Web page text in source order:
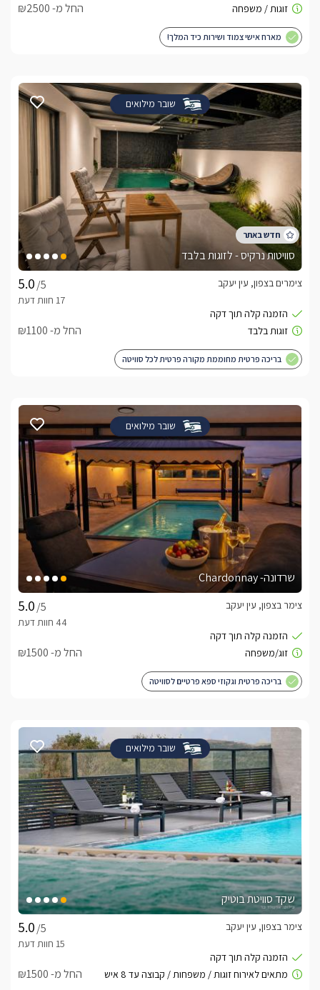
החל מ- ₪2500
מארח אישי צמוד ושירות כיד המלך!
שובר מילואים
סוויטות נרקיס - לזוגות בלבד
/5
צימרים בצפון, עין יעקב
החל מ- ₪1100
בריכה פרטית מחוממת מקורה פרטית לכל סוויטה
שובר מילואים
שרדונה- Chardonnay
/5
צימר בצפון, עין יעקב
החל מ- ₪1500
בריכה פרטית וגקוזי ספא פרטיים לסוויטה
שובר מילואים
שקד סוויטת בוטיק
/5
צימר בצפון, עין יעקב
החל מ- ₪1500